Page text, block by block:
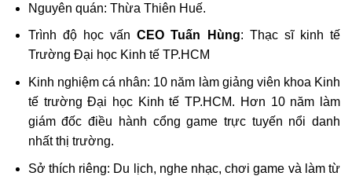
Nguyên quán: Thừa Thiên Huế.
Trình độ học vấnCEO Tuấn Hùng: Thạc sĩ kinh tế
Trường Đại học Kinh tế TP.HCM
Kinh nghiệm cá nhân: 10 năm làm giảng viên khoa Kinh
tế trường Đại học Kinh tế TP.HCM. Hơn 10 năm làm
giám đốc điều hành cổng game trực tuyến nổi danh
nhất thị trường.
Sở thích riêng: Du lịch, nghe nhạc, chơi game và làm từ